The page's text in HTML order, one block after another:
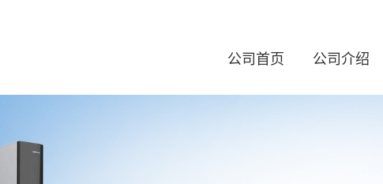
公司首页 公司介绍